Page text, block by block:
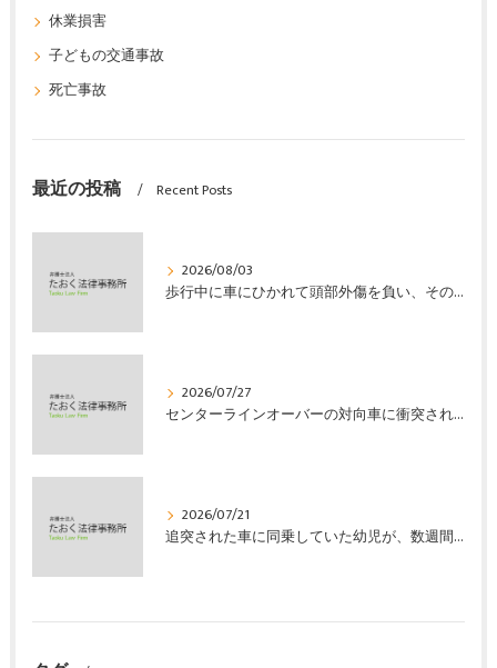
休業損害
子どもの交通事故
死亡事故
最近の投稿 Recent Posts
2026/08/03
歩行中に車にひかれて頭部外傷を負い、その４か月後に亡くなり、死亡部分も含めて裁判所の基準で損害賠償金を獲得した事案｜たおく法律事務所
2026/07/27
センターラインオーバーの対向車に衝突され、むち打ちを発症し、裁判所の基準で慰謝料などの損害賠償金を獲得した事案｜たおく法律事務所
2026/07/21
追突された車に同乗していた幼児が、数週間の経過観察の後、裁判所の基準で人損の賠償金を獲得した事案｜たおく法律事務所